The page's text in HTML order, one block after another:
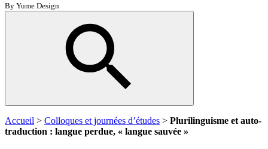
By Yume Design
Accueil > Colloques et journées d’études > Plurilinguisme et auto-
traduction : langue perdue, « langue sauvée »